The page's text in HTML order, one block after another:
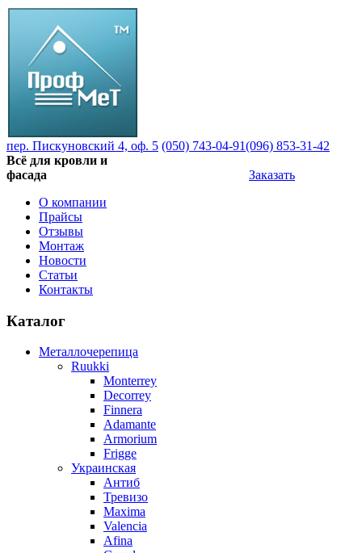
пер. Пискуновский 4, оф. 5 (050) 743-04-91(096) 853-31-42
Всё для кровли и
фасада
Заказать
О компании
Прайсы
Отзывы
Монтаж
Новости
Статьи
Контакты
Каталог
Металлочерепица
Ruukki
Monterrey
Decorrey
Finnera
Adamante
Armorium
Frigge
Украинская
Антиб
Тревизо
Maxima
Valencia
Afina